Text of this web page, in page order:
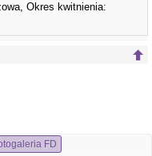
Okres kwitnienia:
kwitnienia:,,, Łodyga:
Ma wysokość 10–20 (30)
lub żółtawe,…
FD